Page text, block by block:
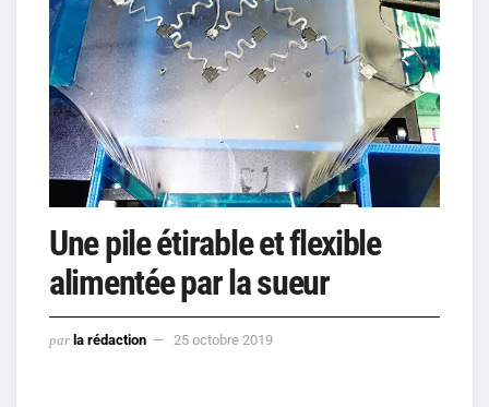
Une pile étirable et flexible
alimentée par la sueur
par la rédaction 25 octobre 2019